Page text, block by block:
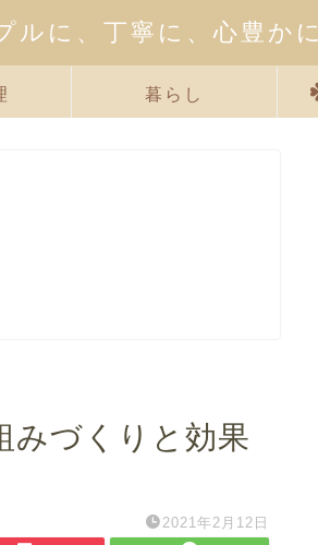
ルに、丁寧に、心豊かに
暮らし
みづくりと効果
2021年2月12日